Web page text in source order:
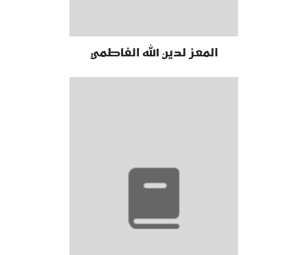
المعز لدين الله الفاطمي